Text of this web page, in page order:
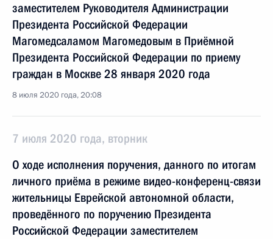
заместителем Руководителя Администрации
Президента Российской Федерации
Магомедсаламом Магомедовым в Приёмной
Президента Российской Федерации по приему
граждан в Москве 28 января 2020 года
8 июля 2020 года, 20:08
7 июля 2020 года, вторник
О ходе исполнения поручения, данного по итогам
личного приёма в режиме видео-конференц-связи
жительницы Еврейской автономной области,
проведённого по поручению Президента
Российской Федерации заместителем